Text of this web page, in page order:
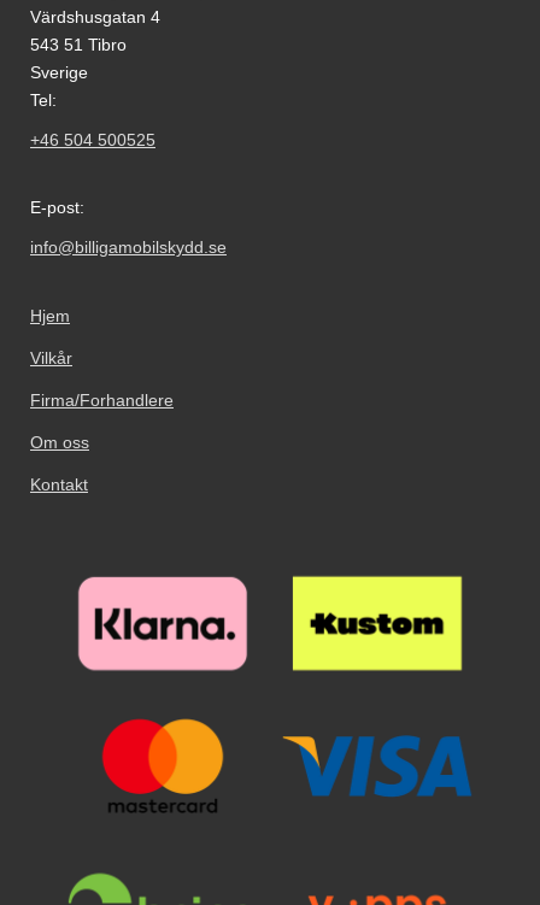
Värdshusgatan 4
543 51 Tibro
Sverige
Tel:
+46 504 500525
E-post:
info@billigamobilskydd.se
Hjem
Vilkår
Firma/Forhandlere
Om oss
Kontakt